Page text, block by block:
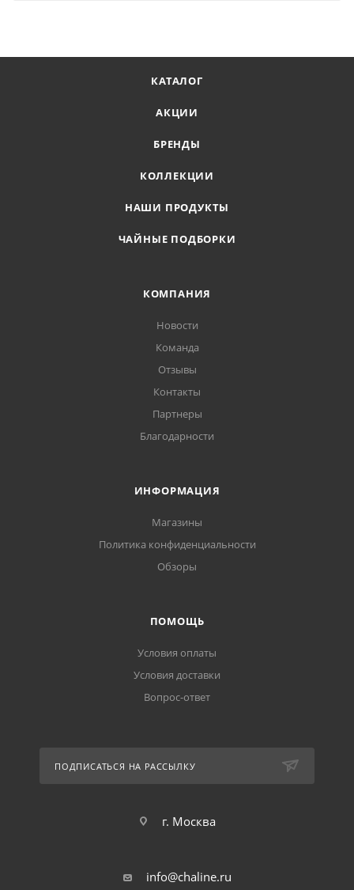
КАТАЛОГ
АКЦИИ
БРЕНДЫ
КОЛЛЕКЦИИ
НАШИ ПРОДУКТЫ
ЧАЙНЫЕ ПОДБОРКИ
КОМПАНИЯ
Новости
Команда
Отзывы
Контакты
Партнеры
Благодарности
ИНФОРМАЦИЯ
Магазины
Политика конфиденциальности
Обзоры
ПОМОЩЬ
Условия оплаты
Условия доставки
Вопрос-ответ
ПОДПИСАТЬСЯ НА РАССЫЛКУ
г. Москва
info@chaline.ru